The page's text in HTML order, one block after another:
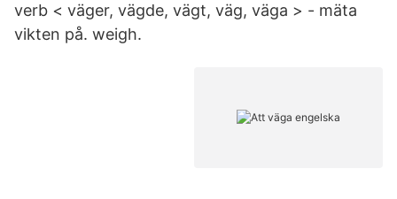
verb < väger, vägde, vägt, väg, väga > - mäta
vikten på. weigh.